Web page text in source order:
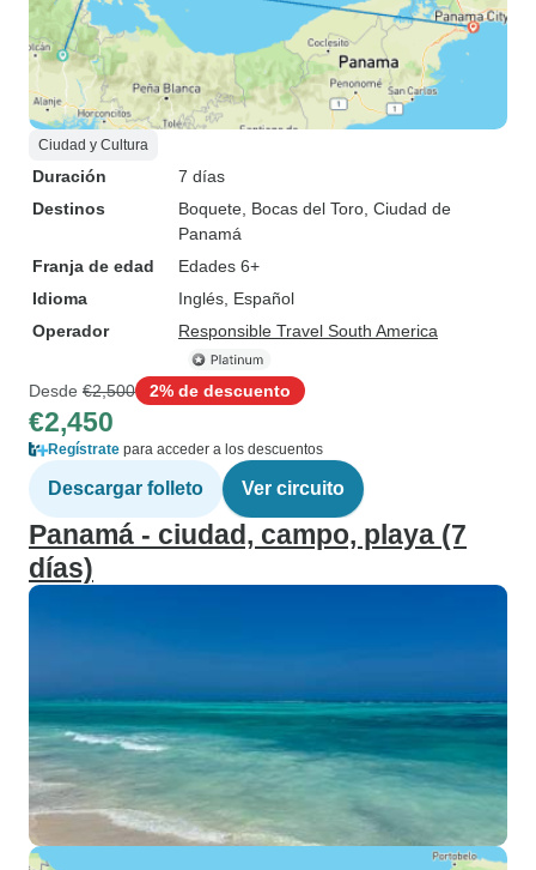
Ciudad y Cultura
Duración
7 días
Destinos
Boquete , Bocas del Toro , Ciudad de
Panamá
Franja de edad
Edades 6+
Idioma
Inglés, Español
Operador
Responsible Travel South America
Desde €2,500 2% de descuento
€2,450
Regístrate para acceder a los descuentos
Descargar folleto Ver circuito
Panamá - ciudad, campo, playa (7
días)